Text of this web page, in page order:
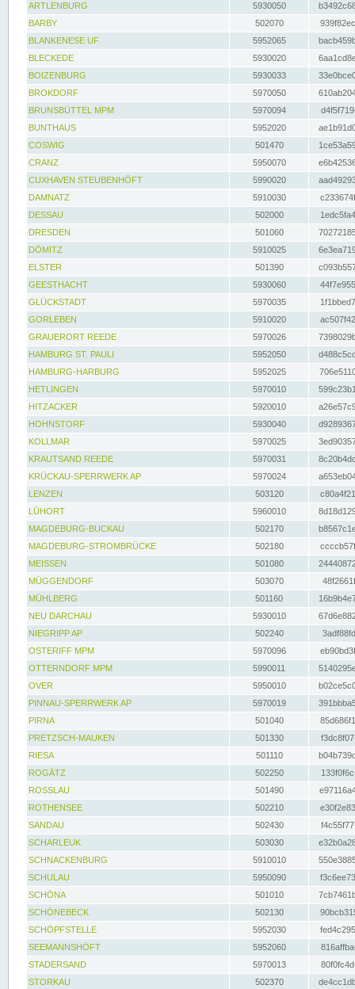
ARTLENBURG
5930050
BARBY
502070
BLANKENESE UF
5952065
BLECKEDE
5930020
BOIZENBURG
5930033
BROKDORF
5970050
BRUNSBÜTTEL MPM
5970094
BUNTHAUS
5952020
COSWIG
501470
CRANZ
5950070
CUXHAVEN STEUBENHÖFT
5990020
DAMNATZ
5910030
DESSAU
502000
DRESDEN
501060
DÖMITZ
5910025
ELSTER
501390
GEESTHACHT
5930060
GLÜCKSTADT
5970035
GORLEBEN
5910020
GRAUERORT REEDE
5970026
HAMBURG ST. PAULI
5952050
HAMBURG-HARBURG
5952025
HETLINGEN
5970010
HITZACKER
5920010
HOHNSTORF
5930040
KOLLMAR
5970025
KRAUTSAND REEDE
5970031
KRÜCKAU-SPERRWERK AP
5970024
LENZEN
503120
LÜHORT
5960010
MAGDEBURG-BUCKAU
502170
MAGDEBURG-STROMBRÜCKE
502180
MEISSEN
501080
MÜGGENDORF
503070
MÜHLBERG
501160
NEU DARCHAU
5930010
NIEGRIPP AP
502240
OSTERIFF MPM
5970096
OTTERNDORF MPM
5990011
OVER
5950010
PINNAU-SPERRWERK AP
5970019
PIRNA
501040
PRETZSCH-MAUKEN
501330
RIESA
501110
ROGÄTZ
502250
ROSSLAU
501490
ROTHENSEE
502210
SANDAU
502430
SCHARLEUK
503030
SCHNACKENBURG
5910010
SCHULAU
5950090
SCHÖNA
501010
SCHÖNEBECK
502130
SCHÖPFSTELLE
5952030
SEEMANNSHÖFT
5952060
STADERSAND
5970013
STORKAU
502370